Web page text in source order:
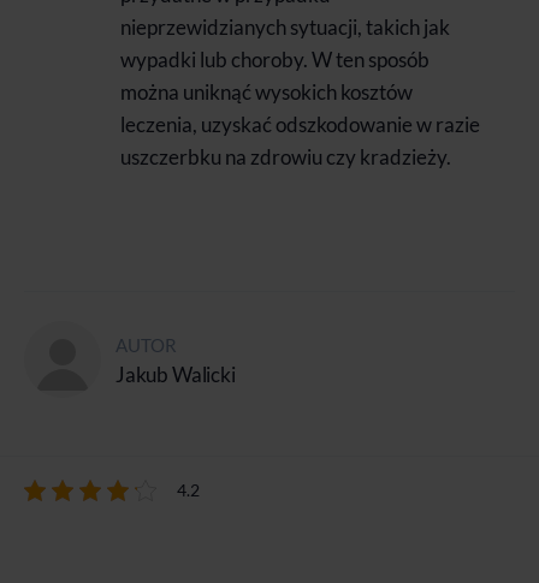
nieprzewidzianych sytuacji, takich jak
wypadki lub choroby. W ten sposób
można uniknąć wysokich kosztów
leczenia, uzyskać odszkodowanie w razie
uszczerbku na zdrowiu czy kradzieży.
AUTOR
Jakub Walicki
4.2